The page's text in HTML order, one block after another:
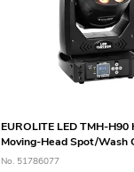
EUROLITE LED TMH-H90
Moving-Head Spot/Wash
No. 51786077